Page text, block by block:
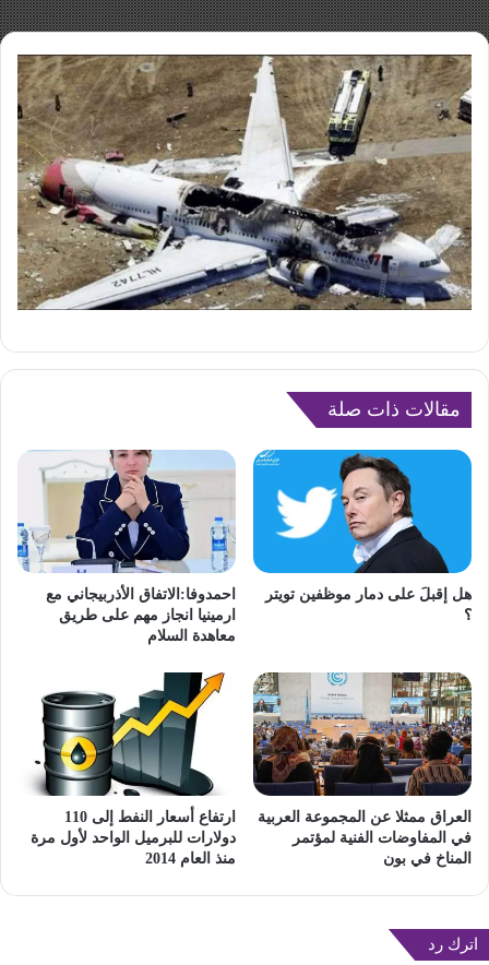
مقالات ذات صلة
هل إقبلَ على دمار موظفين تويتر
؟
احمدوفا:الاتفاق الأذربيجاني مع
ارمينيا انجاز مهم على طريق
معاهدة السلام
العراق ممثلا عن المجموعة العربية
في المفاوضات الفنية لمؤتمر
المناخ في بون
ارتفاع أسعار النفط إلى 110
دولارات للبرميل الواحد لأول مرة
منذ العام 2014
اترك رد